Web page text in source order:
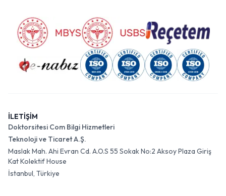
İLETİŞİM
Doktorsitesi Com Bilgi Hizmetleri
Teknoloji ve Ticaret A.Ş.
Maslak Mah. Ahi Evran Cd. A.O.S 55 Sokak No:2 Aksoy Plaza Giriş
Kat Kolektif House
İstanbul, Türkiye